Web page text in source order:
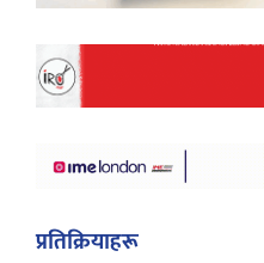
प्रतिक्रियाहरू